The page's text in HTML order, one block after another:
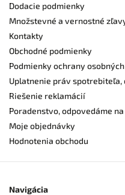
Dodacie podmienky
Množstevné a vernostné
Kontakty
Obchodné podmienky
Podmienky ochrany
Uplatnenie práv spotrebiteľa,
Riešenie reklamácií
Poradenstvo, odpovedáme
Moje objednávky
Hodnotenia obchodu
Navigácia